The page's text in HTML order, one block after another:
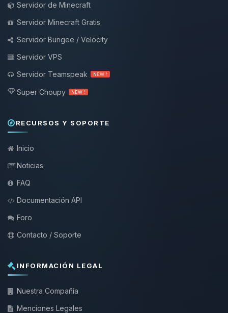
Servidor de Minecraft
Servidor Minecraft Gratis
Servidor Bungee / Velocity
Servidor VPS
Servidor Teamspeak
NEW !
Super Choupy NEW !
RECURSOS Y SOPORTE
Inicio
Noticias
FAQ
Documentación API
Foro
Contacto / Soporte
INFORMACIÓN LEGAL
Nuestra Compañía
Menciones Legales